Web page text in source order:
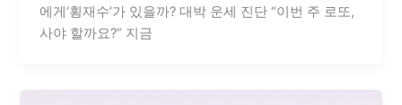
에게‘횡재수’가 있을까? 대박 운세 진단 “이번 주 로또,
사야 할까요?” 지금